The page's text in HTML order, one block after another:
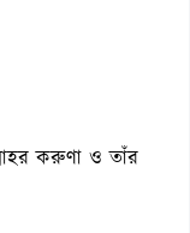
করুণা ও তাঁর